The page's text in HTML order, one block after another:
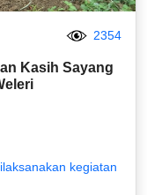
2354
Kasih Sayang
kegiatan